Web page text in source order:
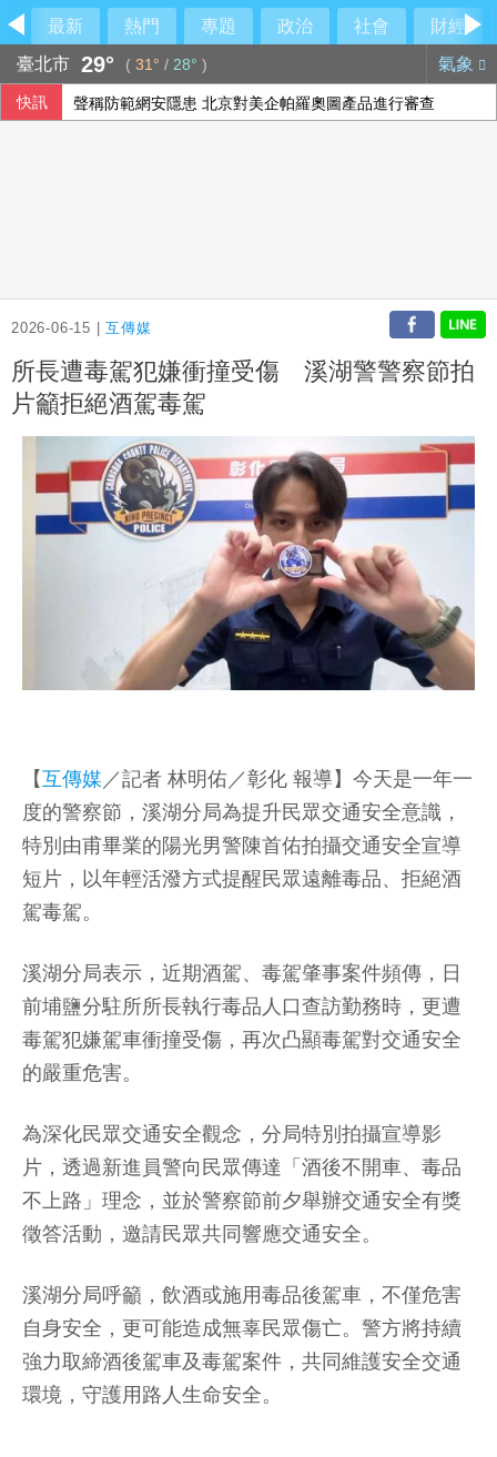
最新 熱門 專題 政治 社會
財經
臺北市 29° ( 31° / 28° ) 氣象
快訊 聲稱防範網安隱患 北京對美企帕羅奧圖產品進行審查
2026-06-15 |互傳媒
所長遭毒駕犯嫌衝撞受傷 溪湖警警察節拍
片籲拒絕酒駕毒駕
【互傳媒 ／記者 林明佑／彰化 報導】今天是一年一
度的警察節，溪湖分局為提升民眾交通安全意識，
特別由甫畢業的陽光男警陳首佑拍攝交通安全宣導
短片，以年輕活潑方式提醒民眾遠離毒品、拒絕酒
駕毒駕。
溪湖分局表示，近期酒駕、毒駕肇事案件頻傳，日
前埔鹽分駐所所長執行毒品人口查訪勤務時，更遭
毒駕犯嫌駕車衝撞受傷，再次凸顯毒駕對交通安全
的嚴重危害。
為深化民眾交通安全觀念，分局特別拍攝宣導影
片，透過新進員警向民眾傳達「酒後不開車、毒品
不上路」理念，並於警察節前夕舉辦交通安全有獎
徵答活動，邀請民眾共同響應交通安全。
溪湖分局呼籲，飲酒或施用毒品後駕車，不僅危害
自身安全，更可能造成無辜民眾傷亡。警方將持續
強力取締酒後駕車及毒駕案件，共同維護安全交通
環境，守護用路人生命安全。